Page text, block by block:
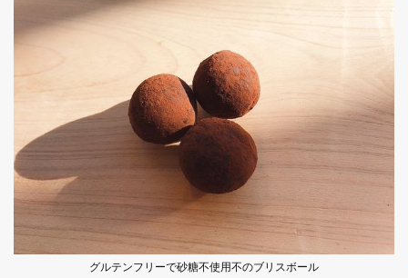
グルテンフリーで砂糖不使用不のブリスボール